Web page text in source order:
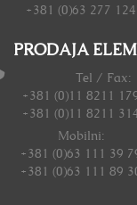
+381 (0)63 277 124
PRODAJA
Tel / Fax:
+381 (0)11 8211
+381 (0)11 8211
Mobilni:
+381 (0)63 111 39
+381 (0)63 111 89